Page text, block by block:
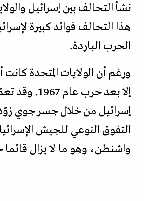
نشأ التحالف بين إسرائيل
هذا التحالف فوائد كبيرة
الحرب الباردة.
إسرائيل من خلال جسر جوي
التفوق النوعي للجيش
واشنطن، وهو ما لا يزال قائما